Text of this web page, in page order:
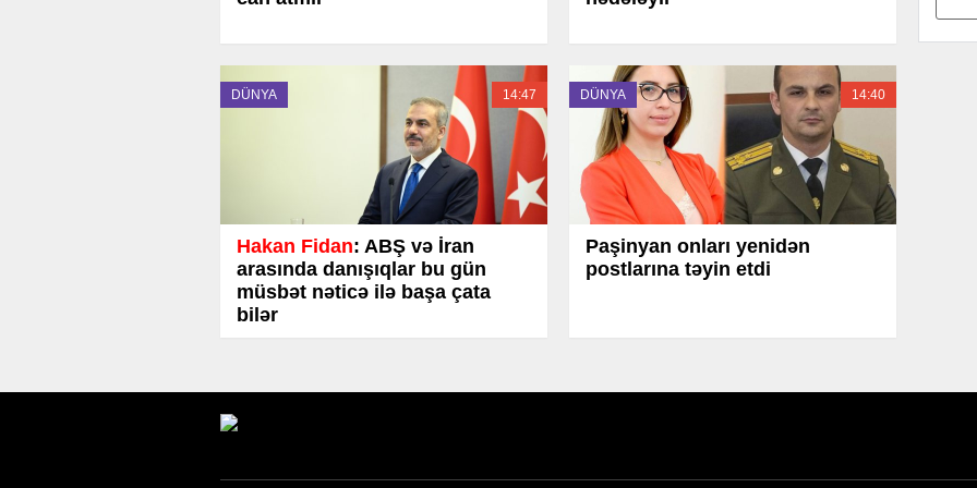
DÜNYA 14:47
Hakan Fidan: ABŞ və İran
arasında danışıqlar bu gün
müsbət nəticə ilə başa çata
bilər
DÜNYA 14:40
Paşinyan onları yenidən
postlarına təyin etdi